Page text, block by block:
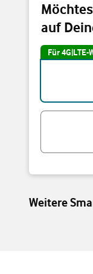
auf
Für 4G|LTE-
Weitere